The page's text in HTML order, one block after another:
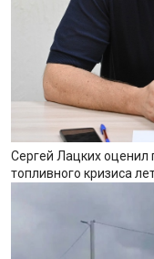
Сергей Лацких оценил
топливного кризиса